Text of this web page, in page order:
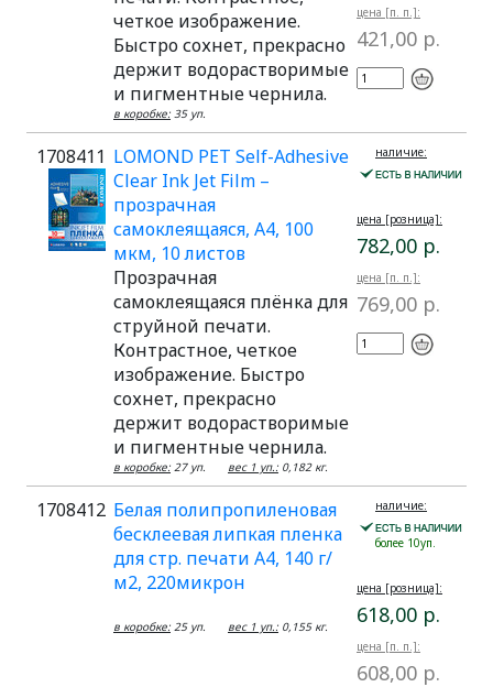
четкое изображение.
Быстро сохнет, прекрасно
держит водорастворимые
и пигментные чернила.
в коробке: 35 уп.
цена [п. п.]:
421,00 р.
1708411 LOMOND PET Self-Adhesive
Clear Ink Jet Film –
прозрачная
самоклеящаяся, А4, 100
мкм, 10 листов
Прозрачная
самоклеящаяся плёнка для
струйной печати.
Контрастное, четкое
изображение. Быстро
сохнет, прекрасно
держит водорастворимые
и пигментные чернила.
в коробке: 27 уп. вес 1 уп.: 0,182 кг.
наличие:
цена [розница]:
782,00 р.
цена [п. п.]:
769,00 р.
1708412 Белая полипропиленовая
бесклеевая липкая пленка
для стр. печати А4, 140 г/
м2, 220микрон
в коробке: 25 уп. вес 1 уп.: 0,155 кг.
наличие:
более 10уп.
цена [розница]:
618,00 р.
цена [п. п.]:
608,00 р.